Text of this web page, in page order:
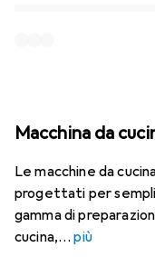
Macchina da
Le macchine da
progettati per
gamma di
cucina,
più